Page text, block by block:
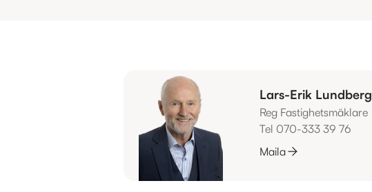
Lars-Erik Lundberg
Reg Fastighetsmäklare
Tel 070-333 39 76
Maila